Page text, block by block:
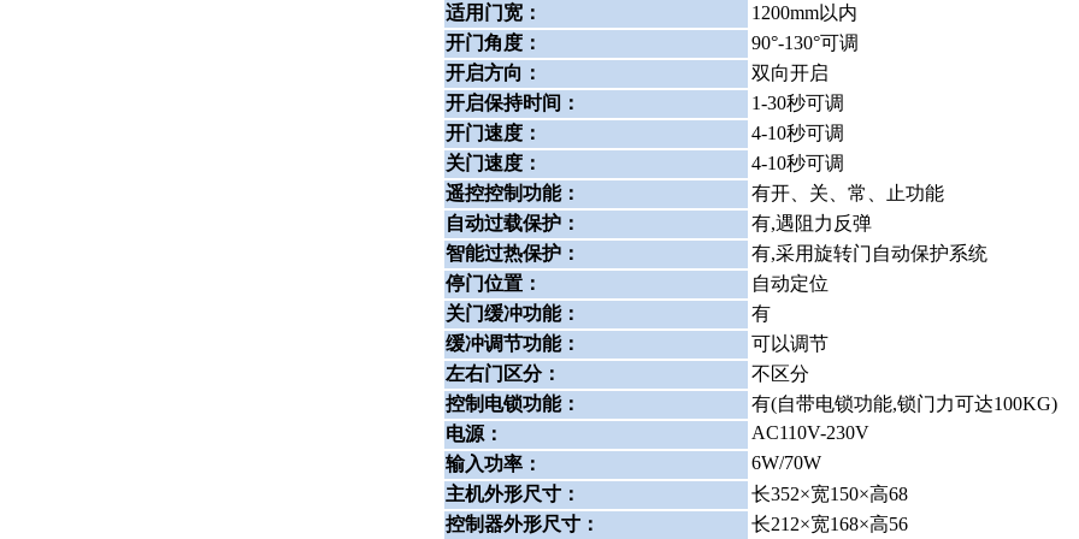
适用门宽：
1200mm以内
开门角度：
90°-130°可调
开启方向：
双向开启
开启保持时间：
1-30秒可调
开门速度：
4-10秒可调
关门速度：
4-10秒可调
遥控控制功能：
有开、关、常、止功能
自动过载保护：
有,遇阻力反弹
智能过热保护：
有,采用旋转门自动保护系统
停门位置：
自动定位
关门缓冲功能：
有
缓冲调节功能：
可以调节
左右门区分：
不区分
控制电锁功能：
有(自带电锁功能,锁门力可达100KG)
电源：
AC110V-230V
输入功率：
6W/70W
主机外形尺寸：
长352×宽150×高68
控制器外形尺寸：
长212×宽168×高56